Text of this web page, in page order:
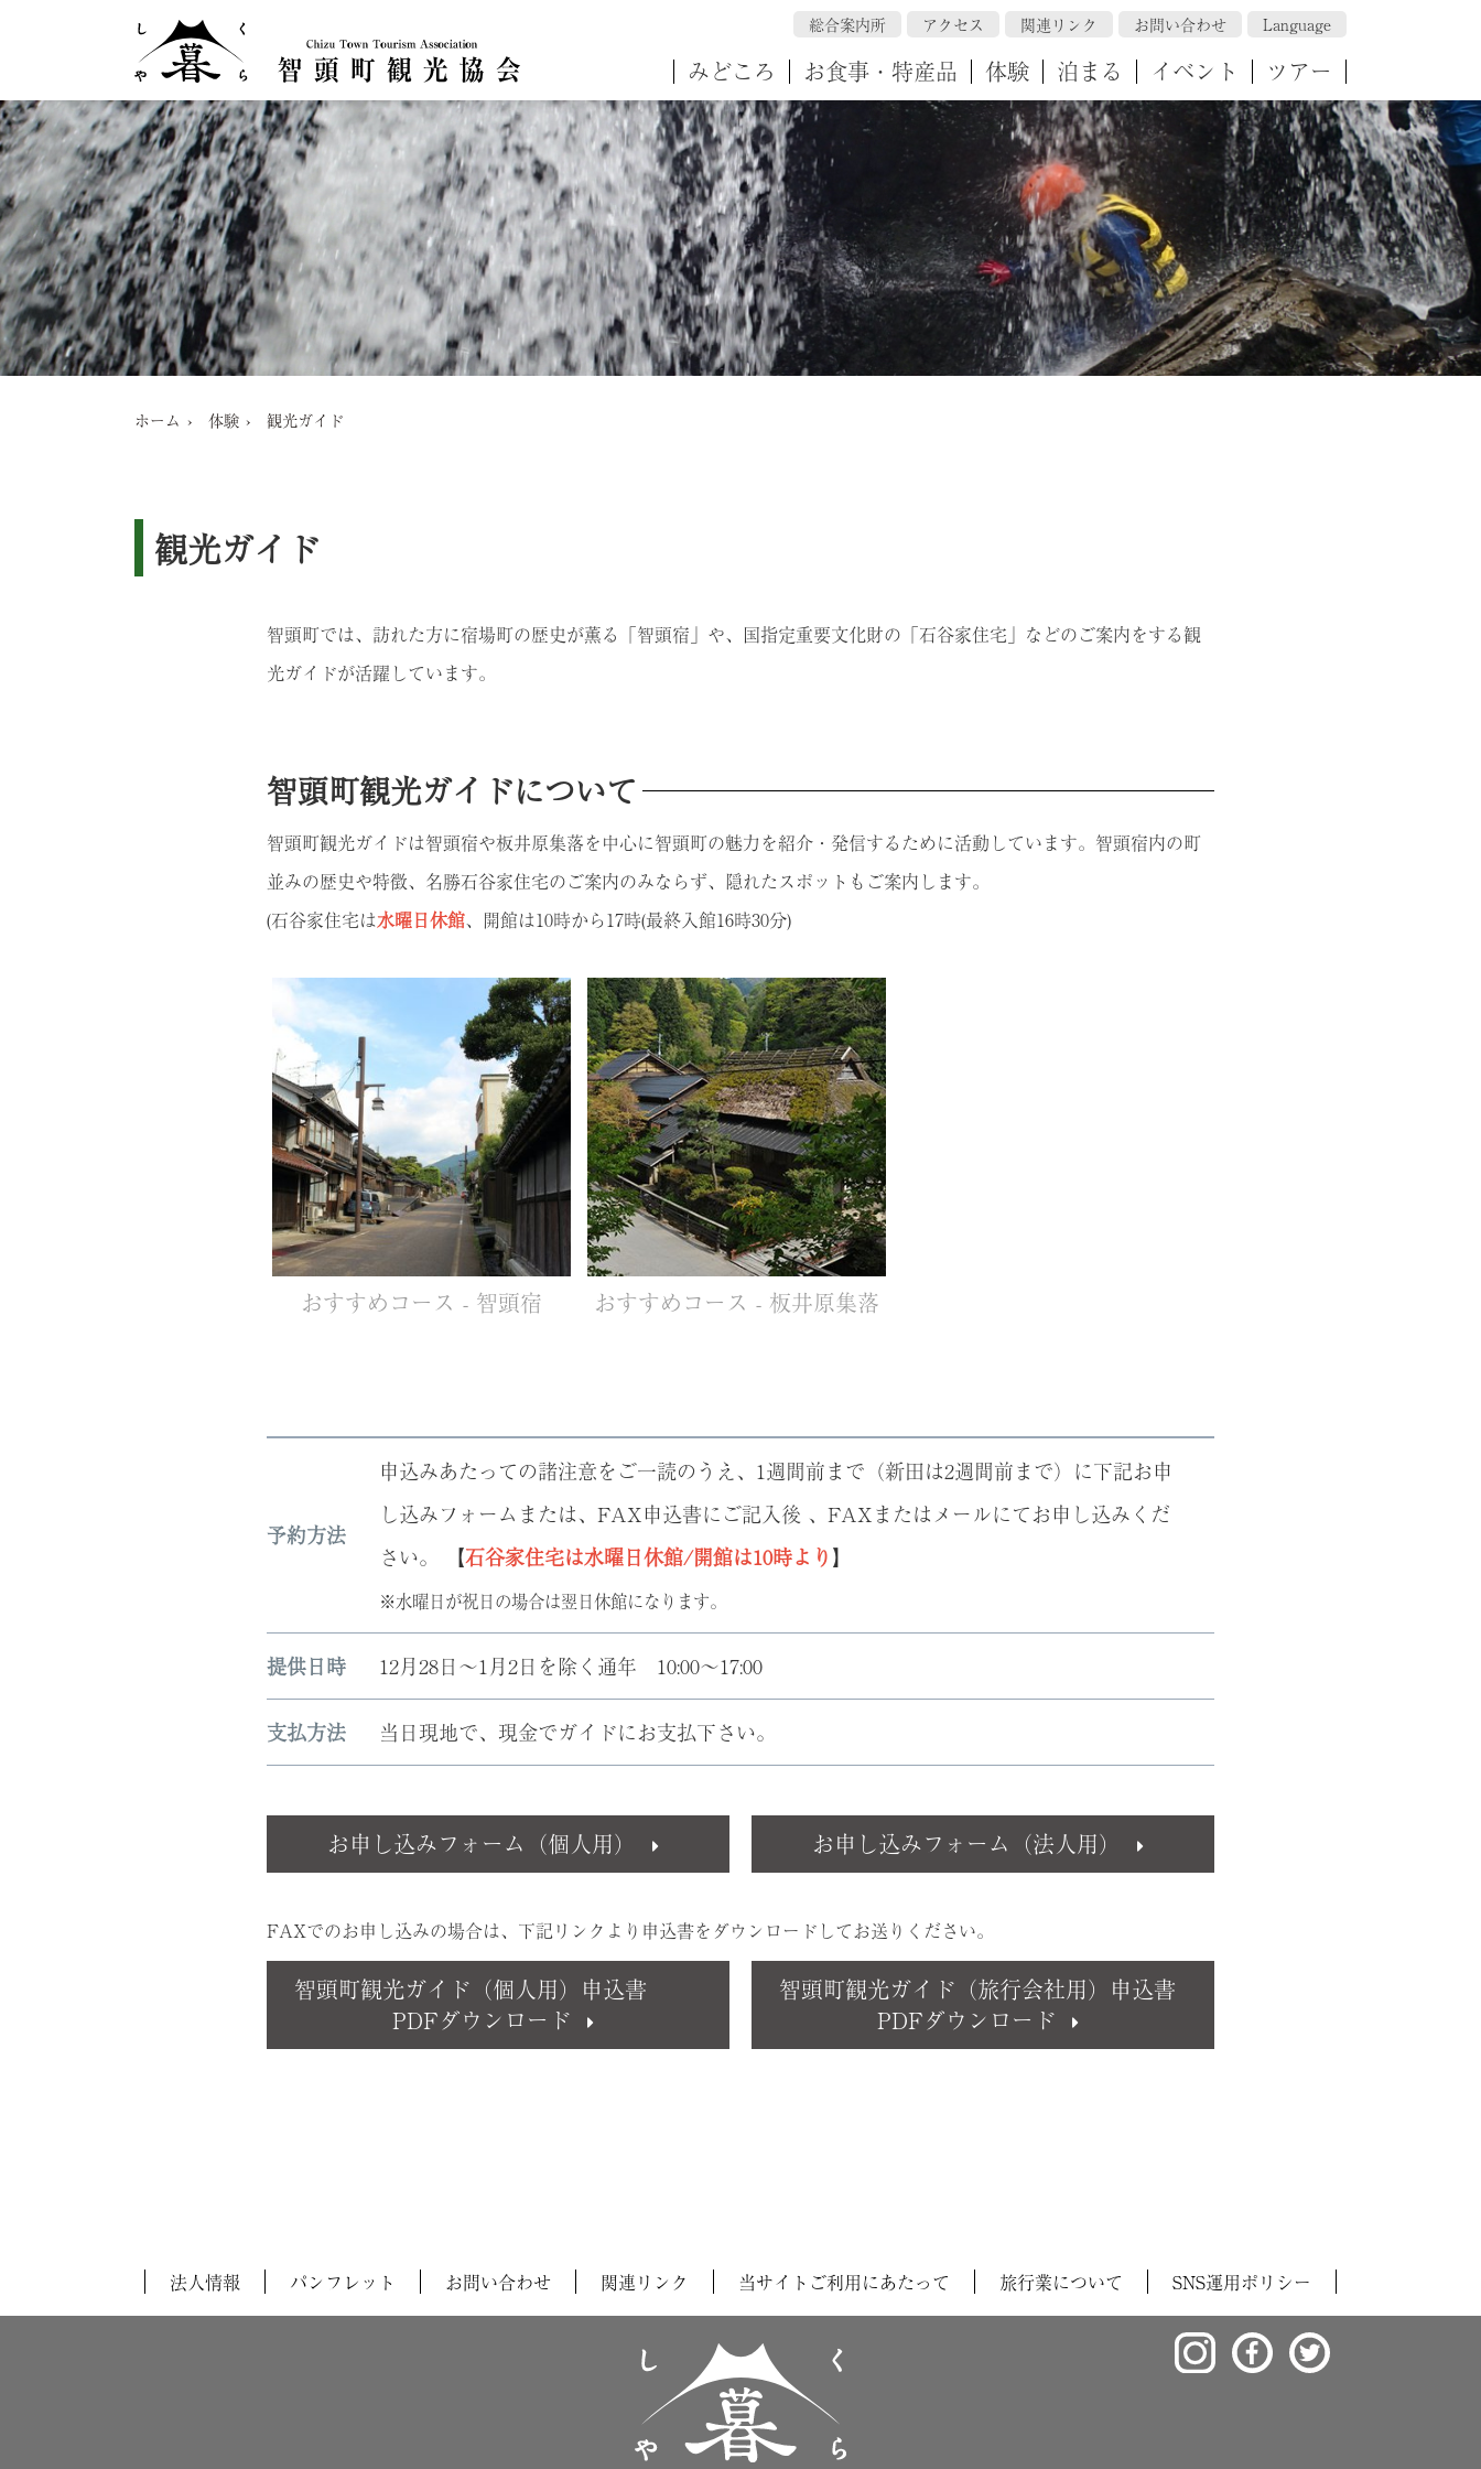
総合案内所 アクセス 関連リンク お問い合わせ Language
みどころ お食事・特産品 体験 泊まる イベント ツアー
ホーム 体験 観光ガイド
観光ガイド
智頭町では、訪れた方に宿場町の歴史が薫る「智頭宿」や、国指定重要文化財の「石谷家住宅」などのご案内をする観
光ガイドが活躍しています。
智頭町観光ガイドについて
智頭町観光ガイドは智頭宿や板井原集落を中心に智頭町の魅力を紹介・発信するために活動しています。智頭宿内の町
並みの歴史や特徴、名勝石谷家住宅のご案内のみならず、隠れたスポットもご案内します。
(石谷家住宅は水曜日休館、開館は10時から17時(最終入館16時30分)
おすすめコース - 智頭宿 おすすめコース - 板井原集落
予約方法
申込みあたっての諸注意をご一読のうえ、1週間前まで（新田は2週間前まで）に下記お申
し込みフォームまたは、FAX申込書にご記入後 、FAXまたはメールにてお申し込みくだ
さい。 【石谷家住宅は水曜日休館/開館は10時より】
※水曜日が祝日の場合は翌日休館になります。
提供日時 12月28日～1月2日を除く通年 10:00～17:00
支払方法 当日現地で、現金でガイドにお支払下さい。
お申し込みフォーム（個人用） お申し込みフォーム（法人用）
FAXでのお申し込みの場合は、下記リンクより申込書をダウンロードしてお送りください。
智頭町観光ガイド（個人用）申込書
PDFダウンロード
智頭町観光ガイド（旅行会社用）申込書
PDFダウンロード
法人情報 パンフレット お問い合わせ 関連リンク 当サイトご利用にあたって 旅行業について SNS運用ポリシー